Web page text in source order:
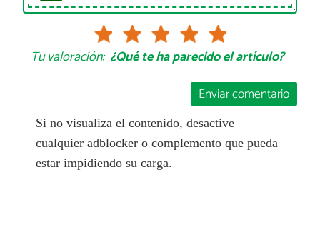
Tu valoración: ¿Qué te ha parecido el artículo?
Enviar comentario
Si no visualiza el contenido, desactive
cualquier adblocker o complemento que pueda
estar impidiendo su carga.